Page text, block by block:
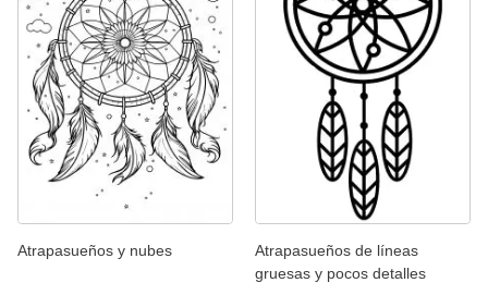
Atrapasueños y nubes
Atrapasueños de líneas
gruesas y pocos detalles